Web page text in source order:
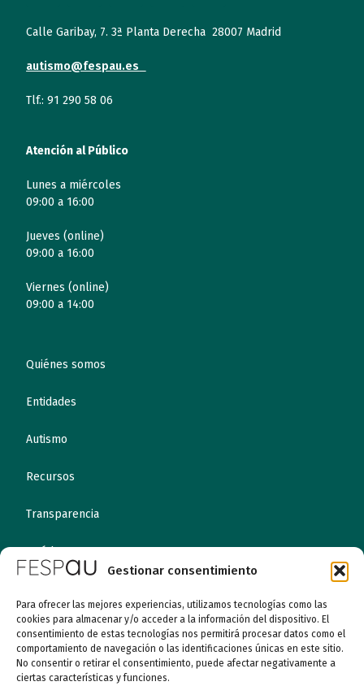
Gestionar consentimiento
Para ofrecer las mejores experiencias, utilizamos tecnologías como las
cookies para almacenar y/o acceder a la información del dispositivo. El
consentimiento de estas tecnologías nos permitirá procesar datos como el
comportamiento de navegación o las identificaciones únicas en este sitio.
No consentir o retirar el consentimiento, puede afectar negativamente a
ciertas características y funciones.
Calle Garibay, 7. 3ª Planta Derecha 28007 Madrid
autismo@fespau.es
Tlf.: 91 290 58 06
Atención al Público
Lunes a miércoles
09:00 a 16:00
Jueves (online)
09:00 a 16:00
Viernes (online)
09:00 a 14:00
Quiénes somos
Entidades
Autismo
Recursos
Transparencia
Qué hacemos
Canal ético
Contacto